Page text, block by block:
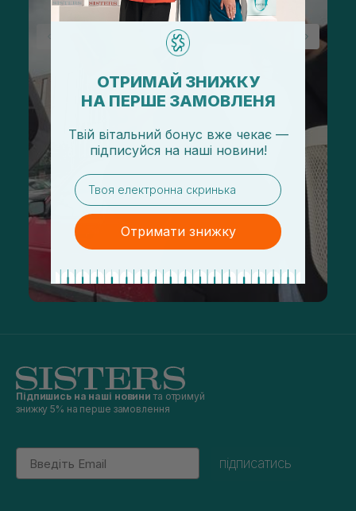
Підпишись на наші новини та отримуй
знижку 5% на перше замовлення
Email
підписатись
ОТРИМАЙ ЗНИЖКУ
НА ПЕРШЕ ЗАМОВЛЕНЯ
Твій вітальний бонус вже чекає —
підписуйся на наші новини!
email
Отримати знижку